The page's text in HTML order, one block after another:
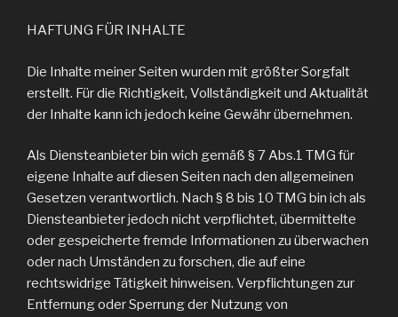
HAFTUNG FÜR INHALTE
Die Inhalte meiner Seiten wurden mit größter Sorgfalt
erstellt. Für die Richtigkeit, Vollständigkeit und Aktualität
der Inhalte kann ich jedoch keine Gewähr übernehmen.
Als Diensteanbieter bin wich gemäß § 7 Abs.1 TMG für
eigene Inhalte auf diesen Seiten nach den allgemeinen
Gesetzen verantwortlich. Nach § 8 bis 10 TMG bin ich als
Diensteanbieter jedoch nicht verpflichtet, übermittelte
oder gespeicherte fremde Informationen zu überwachen
oder nach Umständen zu forschen, die auf eine
rechtswidrige Tätigkeit hinweisen. Verpflichtungen zur
Entfernung oder Sperrung der Nutzung von